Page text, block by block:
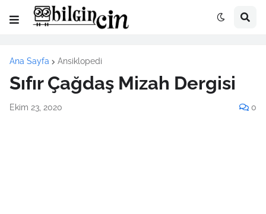
Ana Sayfa Ansiklopedi
Sıfır Çağdaş Mizah Dergisi
Ekim 23, 2020 0